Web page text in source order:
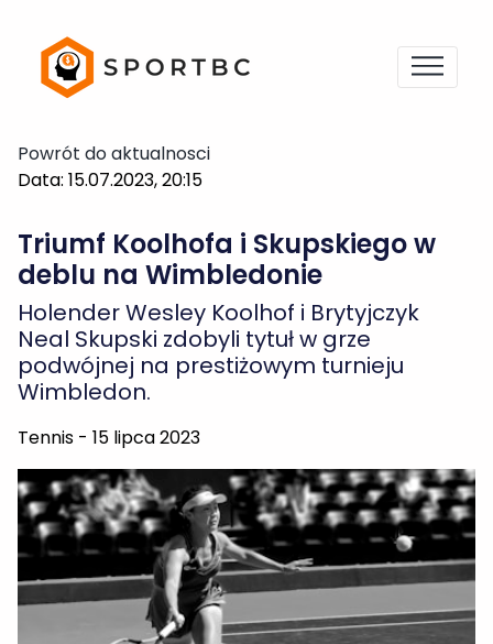
Data: 15.07.2023, 20:15
deblu na Wimbledonie
Holender Wesley Koolhof i Brytyjczyk
Neal Skupski zdobyli tytuł w grze
podwójnej na prestiżowym turnieju
Wimbledon.
Tennis - 15 lipca 2023